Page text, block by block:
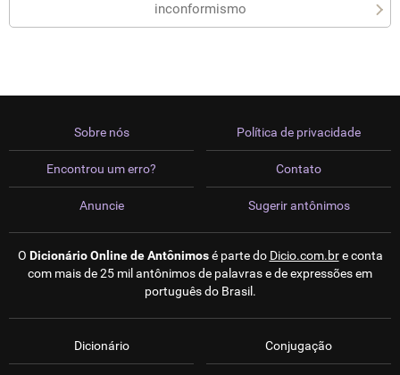
inconformismo
Sobre nós
Encontrou um erro?
Anuncie
Política de privacidade
Contato
Sugerir antônimos
O Dicionário Online de Antônimosé parte do Dicio.com.bre conta
com mais de 25 mil antônimos de palavras e de expressões em
português do Brasil.
Dicionário Conjugação